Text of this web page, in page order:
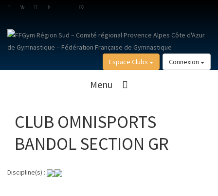
Connexion
Espace Clubs
Menu
CLUB OMNISPORTS
BANDOL SECTION GR
Discipline(s) :